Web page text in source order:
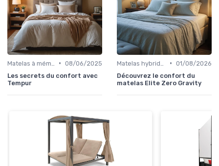
• 08/06/2025
Les secrets du confort avec
Tempur
• 01/08/2026
Découvrez le confort du
matelas Elite Zero Gravity